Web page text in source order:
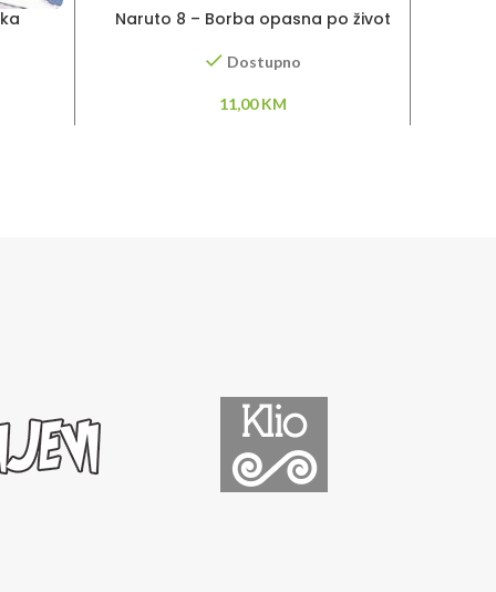
Naruto 8 – Borba opasna po život
Dostupno
11,00KM